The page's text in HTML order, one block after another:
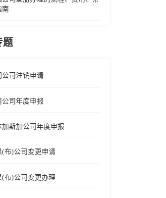
南
题
公司注销申请
公司年度申报
加斯加公司年度申报
(布)公司变更申请
(布)公司变更办理